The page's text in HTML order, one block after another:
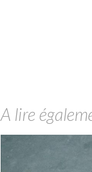
A lire